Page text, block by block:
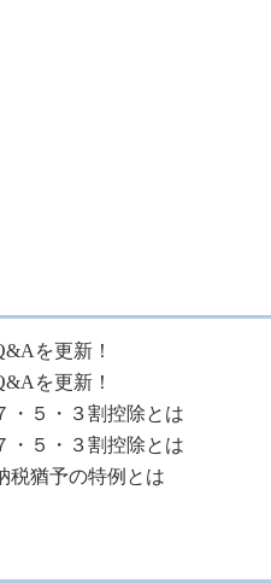
を更新！
を更新！
・５・３割控除とは
・５・３割控除とは
税猶予の特例とは